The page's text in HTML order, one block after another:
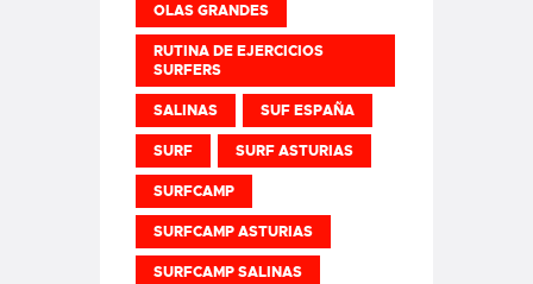
OLAS GRANDES
RUTINA DE EJERCICIOS
SURFERS
SALINAS SUF ESPAÑA
SURF SURF ASTURIAS
SURFCAMP
SURFCAMP ASTURIAS
SURFCAMP SALINAS